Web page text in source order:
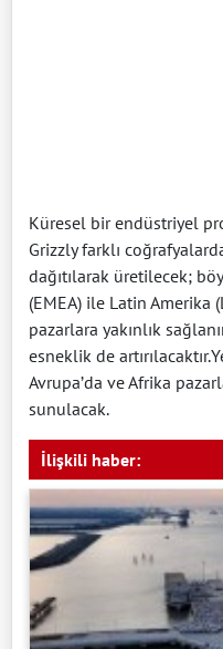
Küresel bir endüstriyel
Grizzly farklı
dağıtılarak üretilecek;
(EMEA) ile Latin
pazarlara yakınlık
esneklik de
Avrupa’da ve Afrika
sunulacak.
İlişkili haber: